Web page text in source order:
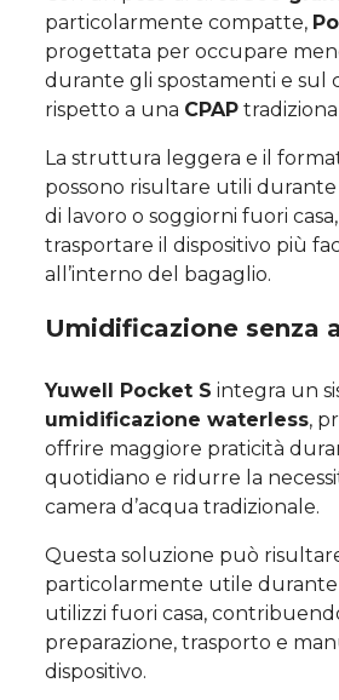
particolarmente compatte,
progettata per occupare
durante gli spostamenti e sul
rispetto a una CPAP
La struttura leggera e il
possono risultare utili
di lavoro o soggiorni fuori
trasportare il dispositivo più
all’interno del bagaglio.
Umidificazione senza
Yuwell Pocket S integra un
umidificazione waterless,
offrire maggiore praticità
quotidiano e ridurre la
camera d’acqua tradizionale.
Questa soluzione può
particolarmente utile durante
utilizzi fuori casa,
preparazione, trasporto e
dispositivo.